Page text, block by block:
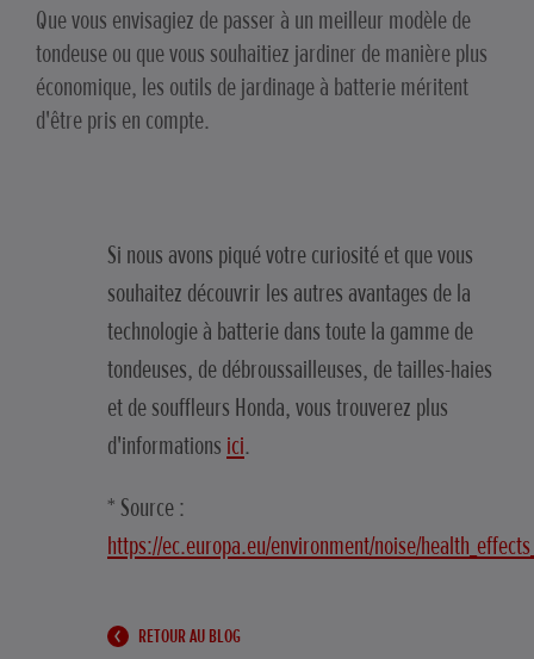
Que vous envisagiez de passer à un meilleur modèle de
tondeuse ou que vous souhaitiez jardiner de manière plus
économique, les outils de jardinage à batterie méritent
d'être pris en compte.
Si nous avons piqué votre curiosité et que vous
souhaitez découvrir les autres avantages de la
technologie à batterie dans toute la gamme de
tondeuses, de débroussailleuses, de tailles-haies
et de souffleurs Honda, vous trouverez plus
d'informations ici.
* Source :
https://ec.europa.eu/environment/noise/
RETOUR AU BLOG